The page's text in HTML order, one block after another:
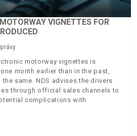
VIGNETTES FOR
motorway vignettes is
month earlier than in the past,
same. NDS advises the drivers
through official sales channels to
complications with